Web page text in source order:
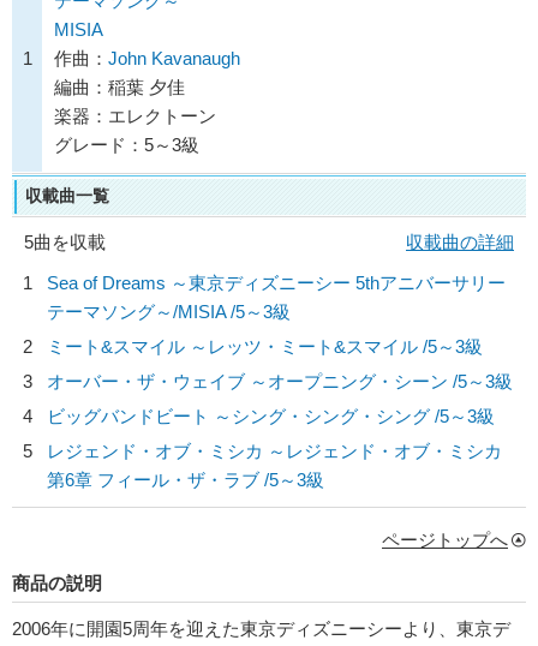
1
MISIA
作曲： John Kavanaugh
編曲：稲葉 夕佳
楽器：エレクトーン
グレード：5～3級
収載曲一覧
5曲を収載
収載曲の詳細
1
Sea of Dreams ～東京ディズニーシー 5thアニバーサリー
テーマソング～/MISIA/5～3級
2
ミート&スマイル ～レッツ・ミート&スマイル /5～3級
3
オーバー・ザ・ウェイブ ～オープニング・シーン /5～3級
4
ビッグバンドビート ～シング・シング・シング /5～3級
5
レジェンド・オブ・ミシカ ～レジェンド・オブ・ミシカ
第6章 フィール・ザ・ラブ /5～3級
ページトップへ
商品の説明
2006年に開園5周年を迎えた東京ディズニーシーより、東京デ